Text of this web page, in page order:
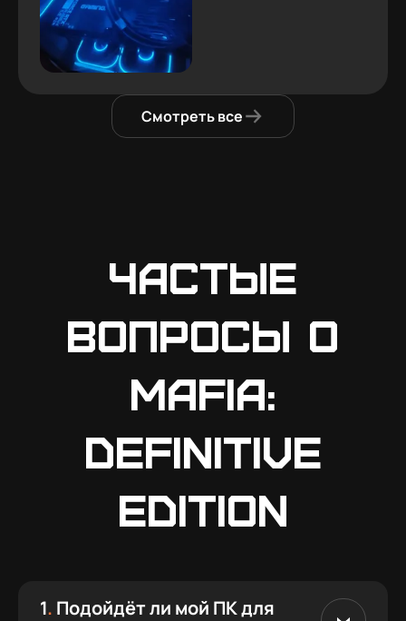
Смотреть все
Частые
вопросы о
Mafia:
Definitive
Edition
1. Подойдёт ли мой ПК для